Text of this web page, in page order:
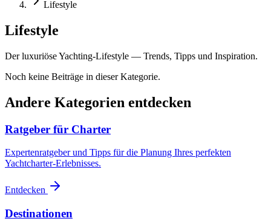
Lifestyle
Lifestyle
Der luxuriöse Yachting-Lifestyle — Trends, Tipps und Inspiration.
Noch keine Beiträge in dieser Kategorie.
Andere Kategorien entdecken
Ratgeber für Charter
Expertenratgeber und Tipps für die Planung Ihres perfekten
Yachtcharter-Erlebnisses.
Entdecken
Destinationen